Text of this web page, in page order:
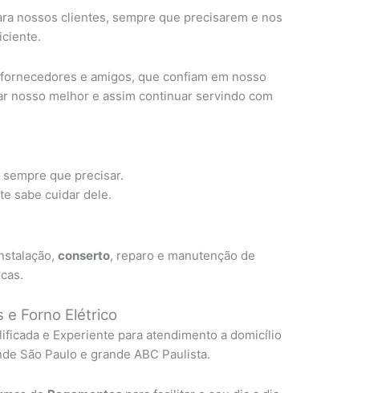
nossos clientes, sempre que precisarem e nos
e amigos, que confiam em nosso
nosso melhor e assim continuar servindo com
que precisar.
sabe cuidar dele.
conserto, reparo e manutenção de
e Forno Elétrico
e Experiente para atendimento a domicílio
São Paulo e grande ABC Paulista.